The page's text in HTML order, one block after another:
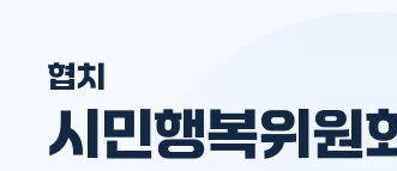
협치
시민행복위원